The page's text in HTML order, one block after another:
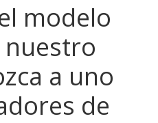
modelo
nuestro
a uno
de